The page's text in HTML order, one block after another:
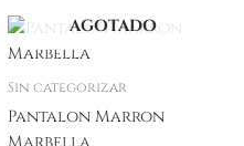
AGOTADO
Sin categorizar
Pantalon Marron
Este
producto
tiene
variantes.